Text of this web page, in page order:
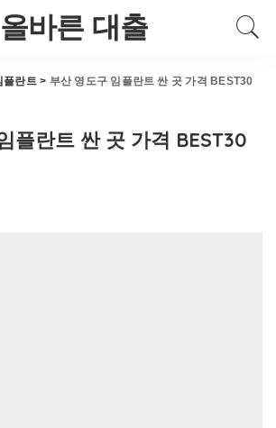
올바른 대출
플란트> 부산 영도구 임플란트 싼 곳 가격 BEST30
플란트 싼 곳 가격 BEST30